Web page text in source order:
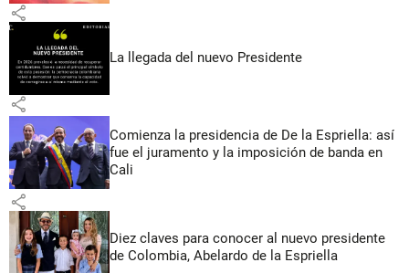
share
La llegada del nuevo Presidente
share
Comienza la presidencia de De la Espriella: así
fue el juramento y la imposición de banda en
Cali
share
Diez claves para conocer al nuevo presidente
de Colombia, Abelardo de la Espriella